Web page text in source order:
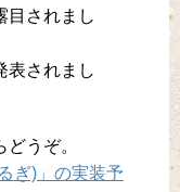
目されまし
表されまし
うぞ。
ぎ)」の実装予